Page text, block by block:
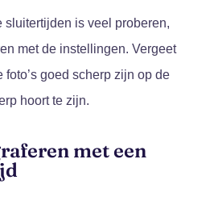
sluitertijden is veel proberen,
met de instellingen. Vergeet
foto’s goed scherp zijn op de
hoort te zijn.
met een